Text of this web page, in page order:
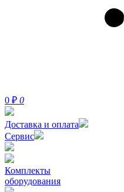
0 ₽ 0
Доставка и оплата
Сервис
Комплекты
оборудования